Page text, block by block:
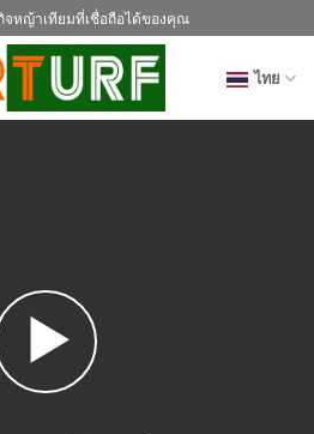
จหญ้าเทียมที่เชื่อถือได้ของคุณ
ไทย